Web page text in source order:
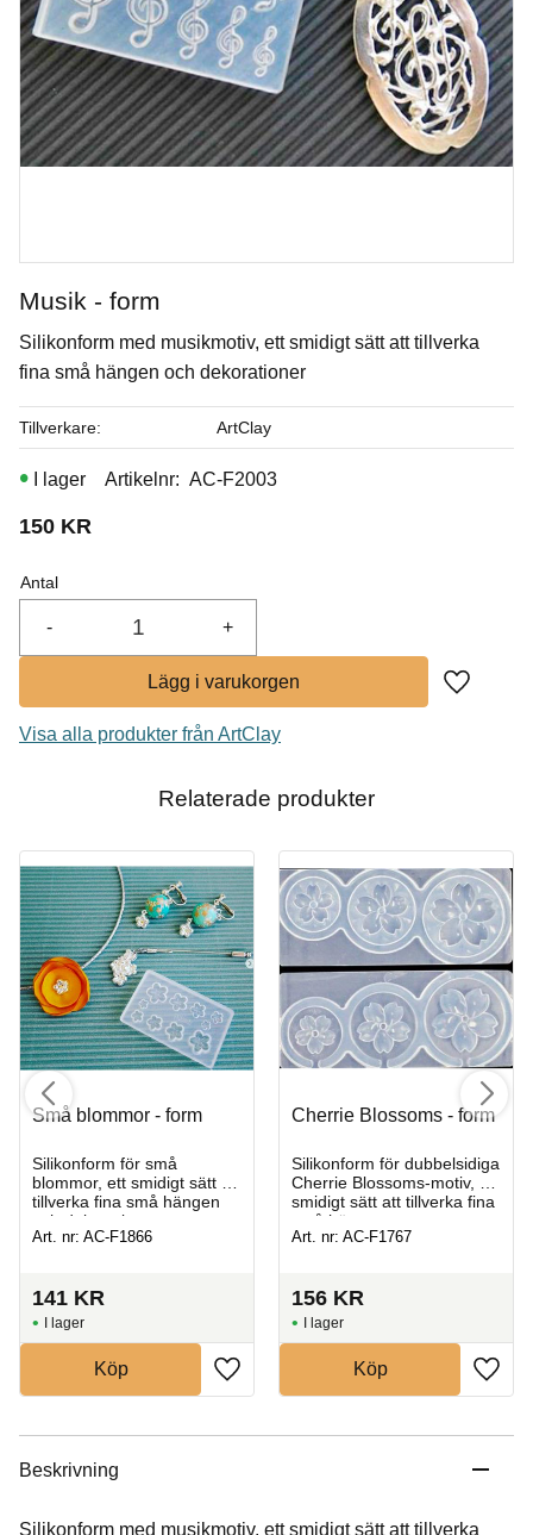
Amaryllis
Penselglasyr för stengods
Art. nr: SW-192
Musik - form
Silikonform med musikmotiv, ett smidigt sätt att tillverka
fina små hängen och dekorationer
150 KR
Antal
+
-
Lägg till
I lager Artikelnr AC-F2003
Tillverkare ArtClay
Visa alla produkter från ArtClay
Relaterade produkter
Små blommor - form
Silikonform för små
blommor, ett smidigt sätt att
tillverka fina små hängen
och dekorationer
Art. nr: AC-F1866
141 KR
I lager
Köp
Cherrie Blossoms - form
Silikonform för dubbelsidiga
Cherrie Blossoms‑motiv, ett
smidigt sätt att tillverka fina
små hängen
Art. nr: AC-F1767
156 KR
I lager
Köp
Beskrivning
Silikonform med musikmotiv, ett smidigt sätt att tillverka